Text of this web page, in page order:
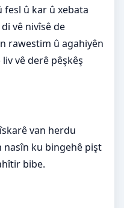
fesl û kar û xebata
vê nivîsê de
rawestim û agahiyên
vê derê pêşkêş
van herdu
nasîn ku bingehê pişt
bibe.